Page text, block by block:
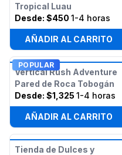
Tropical Luau
Desde: $450 1-4 horas
AÑADIR AL CARRITO
POPULAR
Vertical Rush Adventure
Pared de Roca Tobogán
Desde: $1,325 1-4 horas
AÑADIR AL CARRITO
Tienda de Dulces y